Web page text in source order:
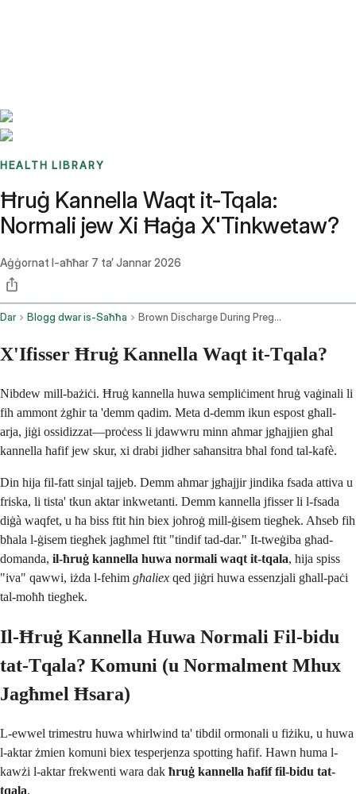
HEALTH LIBRARY
Ħruġ Kannella Waqt it-Tqala:
Normali jew Xi Ħaġa X'Tinkwetaw?
Aġġornat l-aħħar 7 ta’ Jannar 2026
Dar Blogg dwar is-Saħħa Brown Discharge During Pregnancy
X'Ifisser Ħruġ Kannella Waqt it-Tqala?
Nibdew mill-bażiċi. Ħruġ kannella huwa sempliċiment ħruġ vaġinali li
fih ammont żgħir ta 'demm qadim. Meta d-demm ikun espost għall-
arja, jiġi ossidizzat—proċess li jdawwru minn aħmar jgħajjien għal
kannella ħafif jew skur, xi drabi jidher saħansitra bħal fond tal-kafè.
Din hija fil-fatt sinjal tajjeb. Demm aħmar jgħajjir jindika fsada attiva u
friska, li tista' tkun aktar inkwetanti. Demm kannella jfisser li l-fsada
diġà waqfet, u ħa biss ftit ħin biex joħroġ mill-ġisem tiegħek. Aħseb fih
bħala l-ġisem tiegħek jagħmel ftit "tindif tad-dar." It-tweġiba għad-
domanda, il-ħruġ kannella huwa normali waqt it-tqala, hija spiss
"iva" qawwi, iżda l-fehim għaliex qed jiġri huwa essenzjali għall-paċi
tal-moħħ tiegħek.
Il-Ħruġ Kannella Huwa Normali Fil-bidu
tat-Tqala? Komuni (u Normalment Mhux
Jagħmel Ħsara)
L-ewwel trimestru huwa whirlwind ta' tibdil ormonali u fiżiku, u huwa
l-aktar żmien komuni biex tesperjenza spotting ħafif. Hawn huma l-
kawżi l-aktar frekwenti wara dak ħruġ kannella ħafif fil-bidu tat-
tqala.